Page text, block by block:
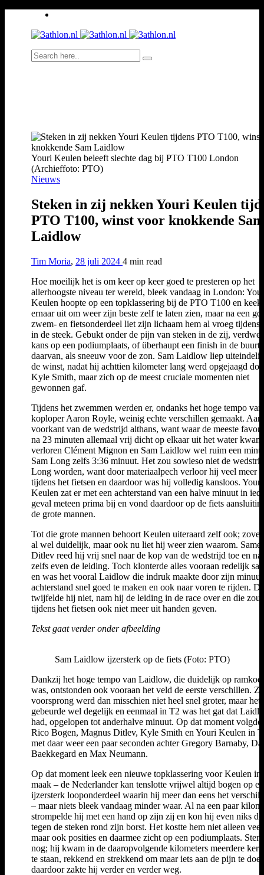
Youri Keulen beleeft slechte dag bij PTO T100 London
(Archieffoto: PTO)
Nieuws
Steken in zij nekken Youri Keulen
PTO T100, winst voor knokkende Sam
Laidlow
Tim Moria, 28 juli 2024 4 min read
Hoe moeilijk het is om keer op keer goed te presteren op het
allerhoogste niveau ter wereld, bleek vandaag in London:
Keulen hoopte op een topklassering bij de PTO T100 en keek
ernaar uit om weer zijn beste zelf te laten zien, maar na een
zwem- en fietsonderdeel liet zijn lichaam hem al vroeg tijdens
in de steek. Gebukt onder de pijn van steken in de zij,
kans op een podiumplaats, of überhaupt een finish in de buurt
daarvan, als sneeuw voor de zon. Sam Laidlow liep
de winst, nadat hij achttien kilometer lang werd opgejaagd
Kyle Smith, maar zich op de meest cruciale momenten niet
gewonnen gaf.
Tijdens het zwemmen werden er, ondanks het hoge tempo van
koploper Aaron Royle, weinig echte verschillen gemaakt. Aan
voorkant van de wedstrijd althans, want waar de meeste
na 23 minuten allemaal vrij dicht op elkaar uit het water
verloren Clément Mignon en Sam Laidlow wel ruim een
Sam Long zelfs 3:36 minuut. Het zou sowieso niet de
Long worden, want door materiaalpech verloor hij veel meer
tijdens het fietsen en daardoor was hij volledig kansloos. Youri
Keulen zat er met een achterstand van een halve minuut in
geval meteen prima bij en vond daardoor op de fiets
de grote mannen.
Tot die grote mannen behoort Keulen uiteraard zelf ook;
al wel duidelijk, maar ook nu liet hij weer zien waarom.
Ditlev reed hij vrij snel naar de kop van de wedstrijd toe en
zelfs even de leiding. Toch klonterde alles vooraan redelijk
en was het vooral Laidlow die indruk maakte door zijn minuut
achterstand snel goed te maken en ook naar voren te rijden.
twijfelde hij niet, nam hij de leiding in de race over en die zou
tijdens het fietsen ook niet meer uit handen geven.
Tekst gaat verder onder afbeelding
Sam Laidlow ijzersterk op de fiets (Foto: PTO)
Dankzij het hoge tempo van Laidlow, die duidelijk op
was, ontstonden ook vooraan het veld de eerste verschillen.
voorsprong werd dan misschien niet heel snel groter, maar het
gebeurde wel degelijk en eenmaal in T2 was het gat dat
had, opgelopen tot anderhalve minuut. Op dat moment
Rico Bogen, Magnus Ditlev, Kyle Smith en Youri Keulen in
met daar weer een paar seconden achter Gregory Barnaby,
Baekkegard en Max Neumann.
Op dat moment leek een nieuwe topklassering voor Keulen in
maak – de Nederlander kan tenslotte vrijwel altijd bogen op
ijzersterk looponderdeel waarin hij meer dan eens het verschil
– maar niets bleek vandaag minder waar. Al na een paar
strompelde hij met een hand op zijn zij en kon hij even niks
tegen de steken rond zijn borst. Het kostte hem niet alleen
maar ook posities en daarmee zicht op een podiumplaats.
nog; hij kwam in de daaropvolgende kilometers meerdere
te staan, rekkend en strekkend om maar iets aan de pijn te
daardoor zakte hij verder en verder weg.